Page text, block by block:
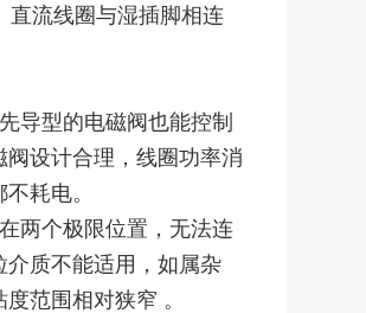
流线圈与湿插脚相连
导型的电磁阀也能控制
设计合理，线圈功率消
耗电。
两个极限位置，无法连
质不能适用，如属杂
范围相对狭窄 。